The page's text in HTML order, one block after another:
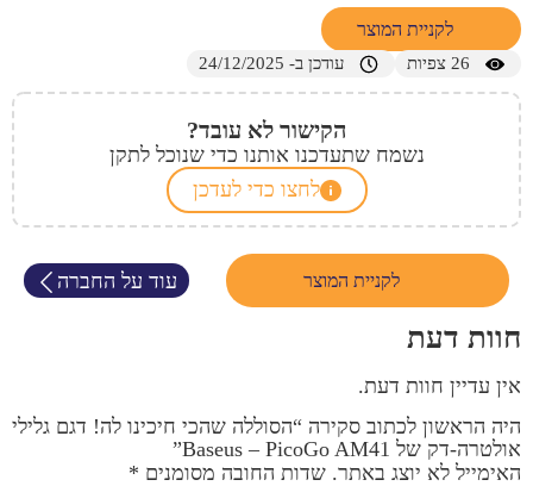
לקניית המוצר
26 צפיות עודכן ב- 24/12/2025
הקישור לא עובד?
נשמח שתעדכנו אותנו כדי שנוכל לתקן
לחצו כדי לעדכן
לקניית המוצר עוד על החברה
חוות דעת
אין עדיין חוות דעת.
היה הראשון לכתוב סקירה “הסוללה שהכי חיכינו לה! דגם גלילי
אולטרה-דק של Baseus – PicoGo AM41”
האימייל לא יוצג באתר. שדות החובה מסומנים *